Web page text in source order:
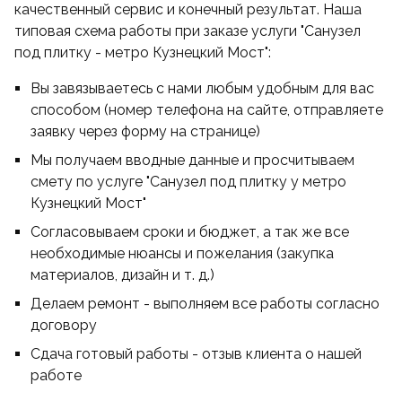
качественный сервис и конечный результат. Наша
типовая схема работы при заказе услуги "Санузел
под плитку - метро Кузнецкий Мост":
Вы завязываетесь с нами любым удобным для вас
способом (номер телефона на сайте, отправляете
заявку через форму на странице)
Мы получаем вводные данные и просчитываем
смету по услуге "Санузел под плитку у метро
Кузнецкий Мост"
Согласовываем сроки и бюджет, а так же все
необходимые нюансы и пожелания (закупка
материалов, дизайн и т. д.)
Делаем ремонт - выполняем все работы согласно
договору
Сдача готовый работы - отзыв клиента о нашей
работе